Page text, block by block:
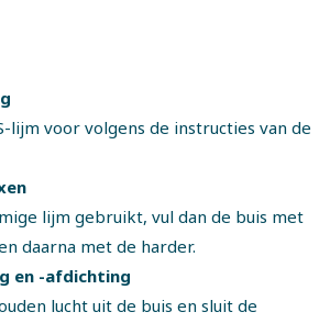
lijm voor volgens de instructies van de
lijm gebruikt, vul dan de buis met
daarna met de harder.
en -afdichting
lucht uit de buis en sluit de